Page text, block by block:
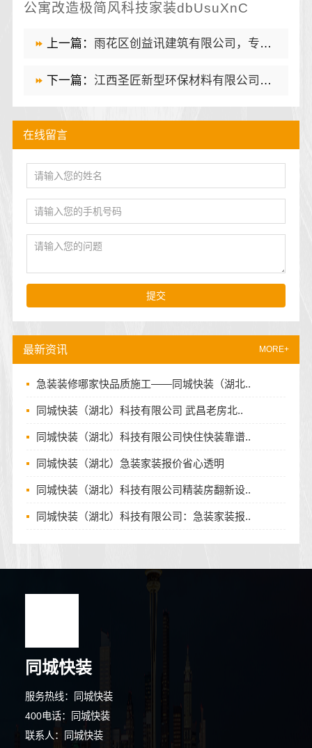
公寓改造极简风科技家装dbUsuXnC
上一篇： 雨花区创益讯建筑有限公司，专业房屋翻新透明化施工
下一篇： 江西圣匠新型环保材料有限公司，当地全包装修的优质之选
最新资讯 MORE+
急装装修哪家快品质施工——同城快装（湖北..
同城快装（湖北）科技有限公司 武昌老房北..
同城快装（湖北）科技有限公司快住快装靠谱..
同城快装（湖北）急装家装报价省心透明
同城快装（湖北）科技有限公司精装房翻新设..
同城快装（湖北）科技有限公司：急装家装报..
在线留言
提交
同城快装
服务热线：同城快装
400电话：同城快装
联系人：同城快装